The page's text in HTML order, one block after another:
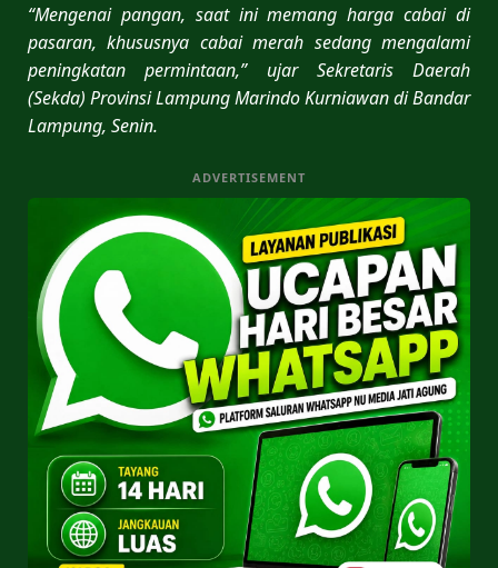
“Mengenai pangan, saat ini memang harga cabai di
pasaran, khususnya cabai merah sedang mengalami
peningkatan permintaan,” ujar Sekretaris Daerah
(Sekda) Provinsi Lampung Marindo Kurniawan di Bandar
Lampung, Senin.
ADVERTISEMENT